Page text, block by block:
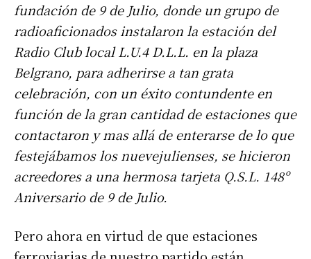
fundación de 9 de Julio, donde un grupo de
radioaficionados instalaron la estación del
Radio Club local L.U.4 D.L.L. en la plaza
Belgrano, para adherirse a tan grata
celebración, con un éxito contundente en
función de la gran cantidad de estaciones que
contactaron y mas allá de enterarse de lo que
festejábamos los nuevejulienses, se hicieron
acreedores a una hermosa tarjeta Q.S.L. 148º
Aniversario de 9 de Julio.
Pero ahora en virtud de que estaciones